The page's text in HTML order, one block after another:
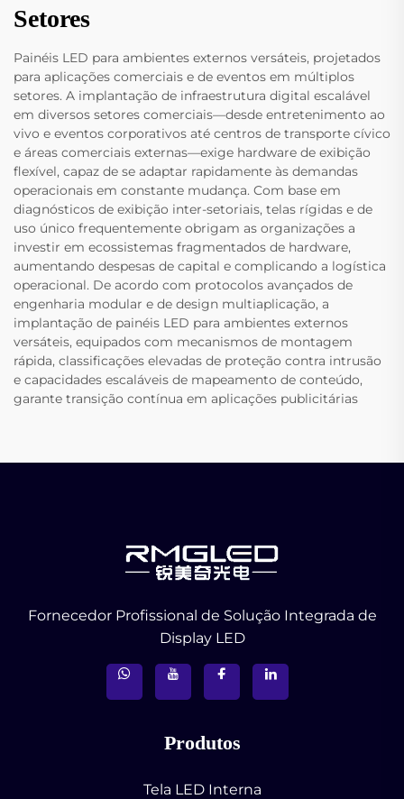
Setores
Painéis LED para ambientes externos versáteis, projetados
para aplicações comerciais e de eventos em múltiplos
setores. A implantação de infraestrutura digital escalável
em diversos setores comerciais—desde entretenimento ao
vivo e eventos corporativos até centros de transporte cívico
e áreas comerciais externas—exige hardware de exibição
flexível, capaz de se adaptar rapidamente às demandas
operacionais em constante mudança. Com base em
diagnósticos de exibição inter-setoriais, telas rígidas e de
uso único frequentemente obrigam as organizações a
investir em ecossistemas fragmentados de hardware,
aumentando despesas de capital e complicando a logística
operacional. De acordo com protocolos avançados de
engenharia modular e de design multiaplicação, a
implantação de painéis LED para ambientes externos
versáteis, equipados com mecanismos de montagem
rápida, classificações elevadas de proteção contra intrusão
e capacidades escaláveis de mapeamento de conteúdo,
garante transição contínua em aplicações publicitárias
Fornecedor Profissional de Solução Integrada de
Display LED
Produtos
Tela LED Interna